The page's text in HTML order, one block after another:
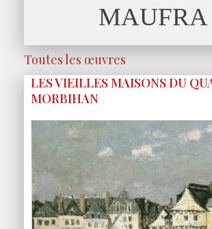
MAUFRA
Toutes les œuvres
LES VIEILLES MAISONS DU
MORBIHAN